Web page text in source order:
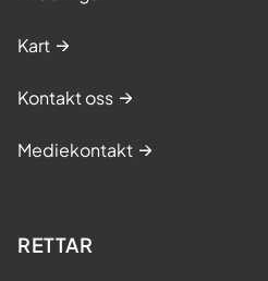
Kart
Kontakt oss
Mediekontakt
RETTAR